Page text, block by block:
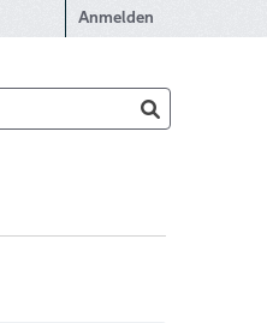
Anmelden